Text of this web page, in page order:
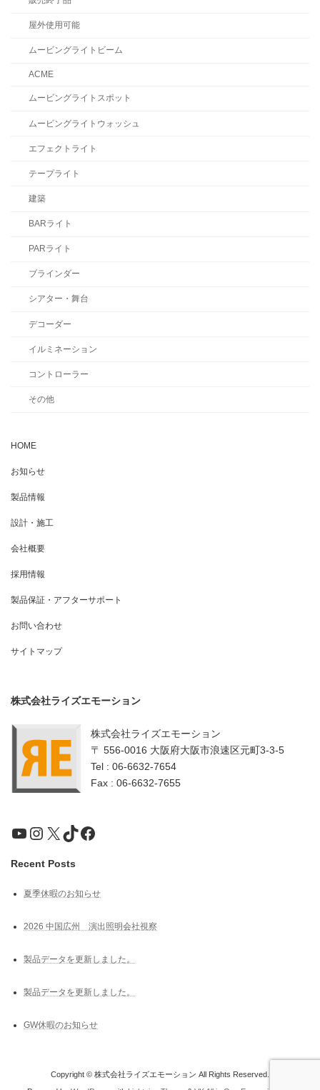
屋外使用可能
ムービングライトビーム
ACME
ムービングライトスポット
ムービングライトウォッシュ
エフェクトライト
テープライト
建築
BARライト
PARライト
ブラインダー
シアター・舞台
デコーダー
イルミネーション
コントローラー
その他
HOME
お知らせ
製品情報
設計・施工
会社概要
採用情報
製品保証・アフターサポート
お問い合わせ
サイトマップ
株式会社ライズエモーション
株式会社ライズエモーション
〒 556-0016 大阪府大阪市浪速区元町3-3-5
Tel : 06-6632-7654
Fax : 06-6632-7655
YouTube
Instagram
X TikTokFacebook
Recent Posts
夏季休暇のお知らせ
2026 中国広州 演出照明会社視察
製品データを更新しました。
製品データを更新しました。
GW休暇のお知らせ
Copyright © 株式会社ライズエモーション All Rights Reserved.